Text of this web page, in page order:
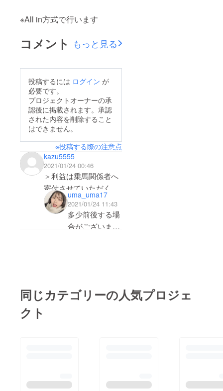
※All in方式で行います
コメント もっと見る
投稿するには ログイン が
必要です。
プロジェクトオーナーの承
認後に掲載されます。承認
された内容を削除すること
はできません。
※投稿する際の注意点
kazu5555
2021/01/24 00:46
＞利益は乗馬関係者へ
寄付させていただく予
定です。
とありますが、仮に40
uma_uma17
2021/01/24 11:43
多少前後する場
合がございます
作成及びリター
Tシャツ購入
同じカテゴリーの人気プロジェ
クト